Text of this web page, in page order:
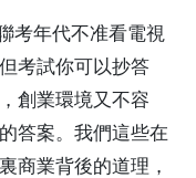
考年代不准看電視
考試你可以抄答
創業環境又不容
答案。我們這些在
商業背後的道理，